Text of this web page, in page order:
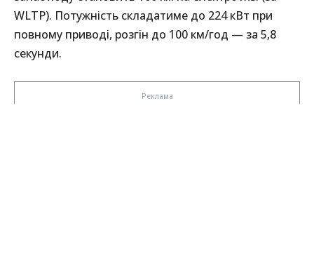
WLTP). Потужність складатиме до 224 кВт при
повному приводі, розгін до 100 км/год — за 5,8
секунди.